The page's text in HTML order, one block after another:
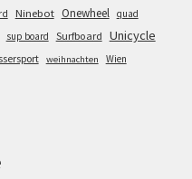
Ninebot Onewheel quad
sup board Surfboard Unicycle
weihnachten
Wien